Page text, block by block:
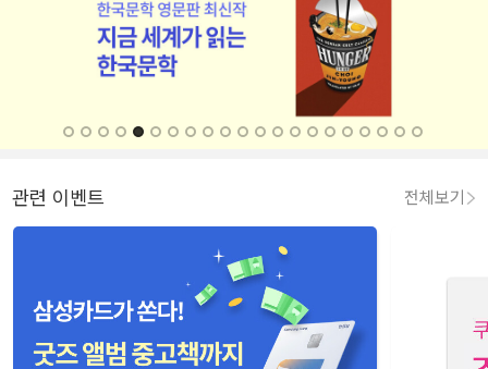
관련 이벤트 전체보기